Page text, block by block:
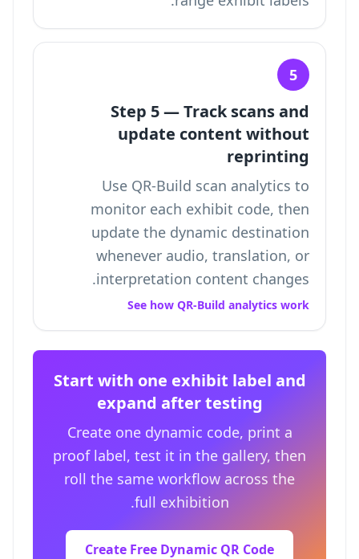
5
Step 5 — Track scans and
update content without
reprinting
Use QR-Build scan analytics to
monitor each exhibit code, then
update the dynamic destination
whenever audio, translation, or
interpretation content changes.
See how QR-Build analytics work
Start with one exhibit label and
expand after testing
Create one dynamic code, print a
proof label, test it in the gallery, then
roll the same workflow across the
full exhibition.
Create Free Dynamic QR Code